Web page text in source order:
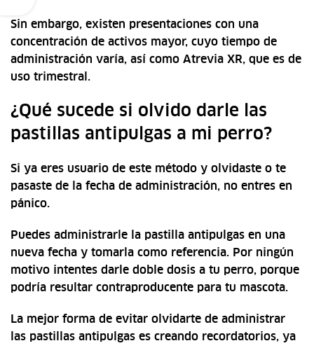
Sin embargo, existen presentaciones con una
concentración de activos mayor, cuyo tiempo de
administración varía, así como Atrevia XR, que es de
uso trimestral.
¿Qué sucede si olvido darle las
pastillas antipulgas a mi perro?
Si ya eres usuario de este método y olvidaste o te
pasaste de la fecha de administración, no entres en
pánico.
Puedes administrarle la pastilla antipulgas en una
nueva fecha y tomarla como referencia. Por ningún
motivo intentes darle doble dosis a tu perro, porque
podría resultar contraproducente para tu mascota.
La mejor forma de evitar olvidarte de administrar
las pastillas antipulgas es creando recordatorios, ya